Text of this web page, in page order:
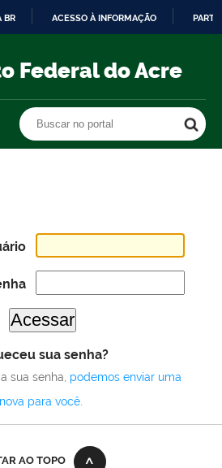
O
BR ACESSO À INFORMAÇÃO
Federal do Acre
Buscar no portal
sua senha?
sua senha, podemos enviar uma
nova para você.
AO TOPO